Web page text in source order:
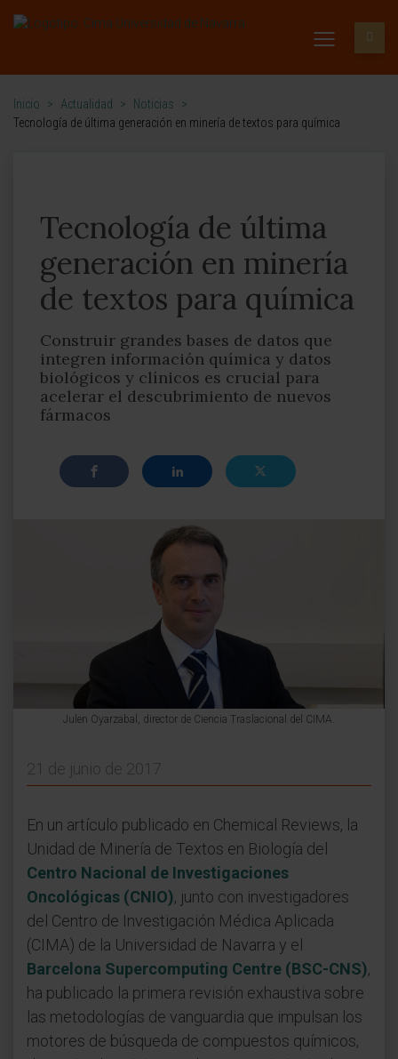
Inicio > Actualidad > Noticias
>
Tecnología de última generación en minería de textos para química
Tecnología de última
generación en minería
de textos para química
Construir grandes bases de datos que
integren información química y datos
biológicos y clínicos es crucial para
acelerar el descubrimiento de nuevos
fármacos
Julen Oyarzabal, director de Ciencia Traslacional del CIMA.
21 de junio de 2017
En un artículo publicado en Chemical Reviews, la
Unidad de Minería de Textos en Biología del
Centro Nacional de Investigaciones
Oncológicas (CNIO), junto con investigadores
del Centro de Investigación Médica Aplicada
(CIMA) de la Universidad de Navarra y el
Barcelona Supercomputing Centre (BSC-CNS),
ha publicado la primera revisión exhaustiva sobre
las metodologías de vanguardia que impulsan los
motores de búsqueda de compuestos químicos,